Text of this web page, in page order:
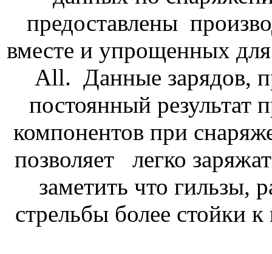
предоставлены
вместе и упрощенных
All. Данные зарядов,
постоянный результат
компонентов при
позволяет легко
заметить что гильзы,
стрельбы более стойки